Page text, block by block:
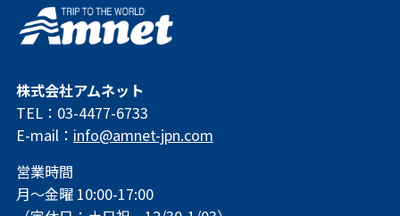
株式会社アムネット
TEL：03-4477-6733
E-mail： info@amnet-jpn.com
営業時間
月～金曜 10:00-17:00